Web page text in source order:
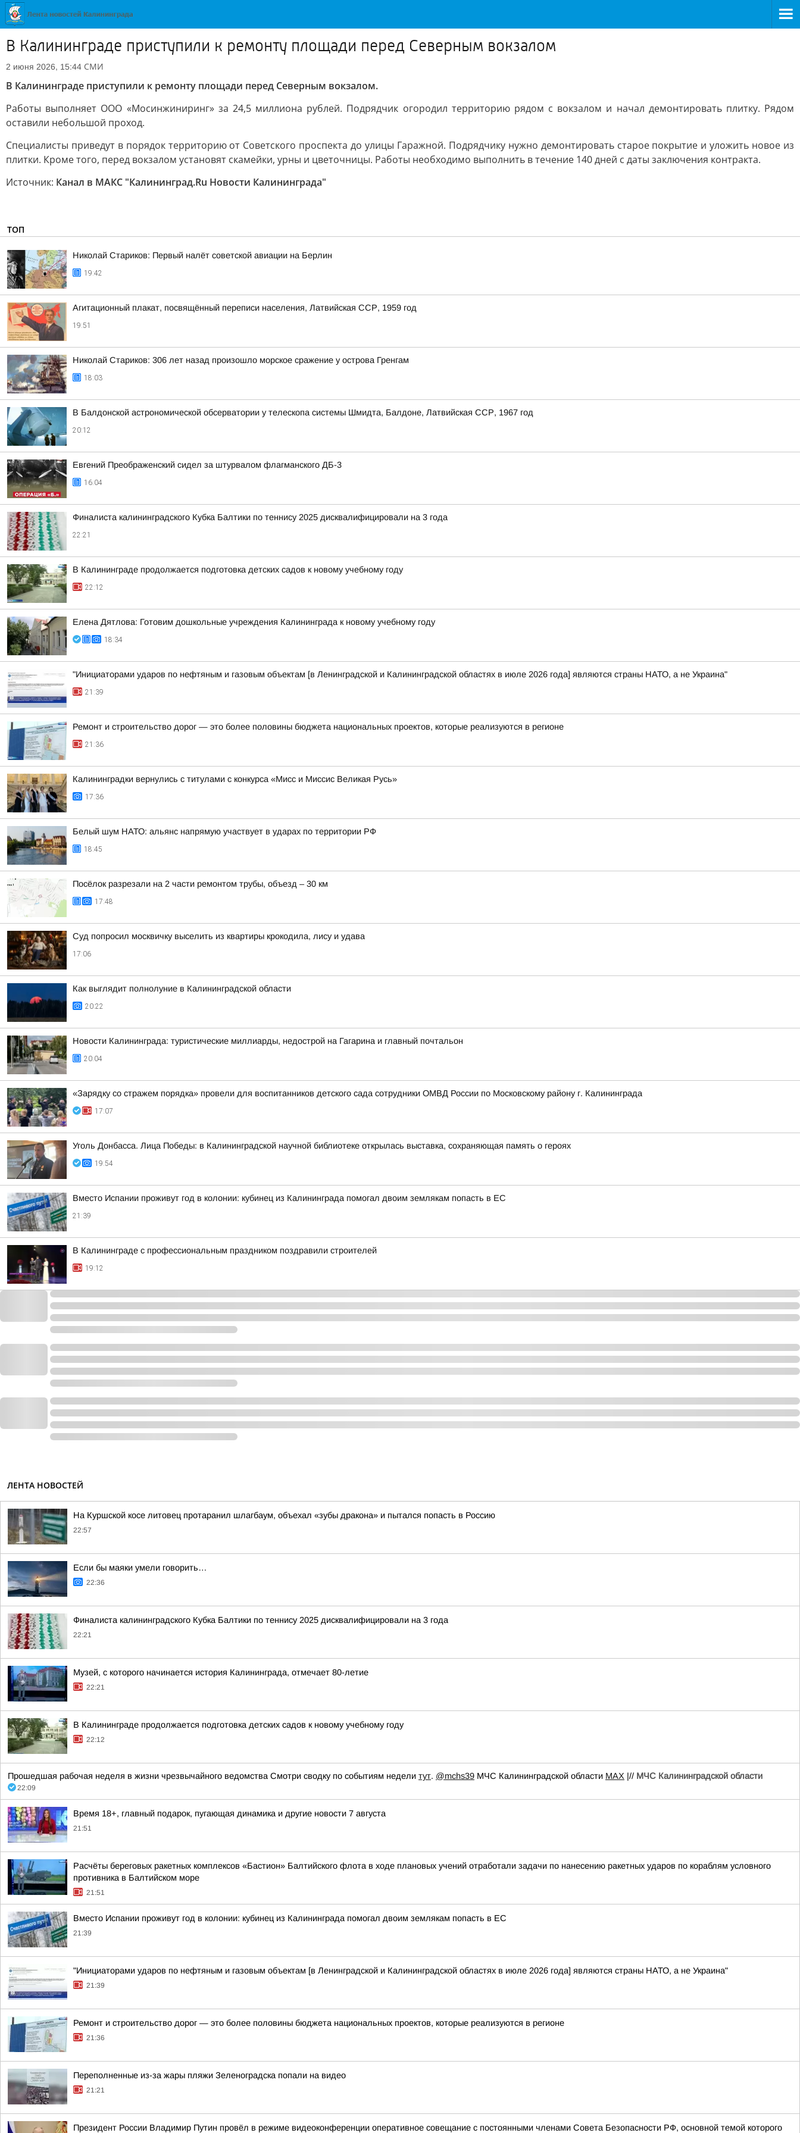
В Калининграде приступили к ремонту площади перед Северным вокзалом
2 июня 2026, 15:44 СМИ
В Калининграде приступили к ремонту площади перед Северным вокзалом.
Работы выполняет ООО «Мосинжиниринг» за 24,5 миллиона рублей. Подрядчик огородил территорию рядом с вокзалом и начал демонтировать плитку. Рядом
оставили небольшой проход.
Специалисты приведут в порядок территорию от Советского проспекта до улицы Гаражной. Подрядчику нужно демонтировать старое покрытие и уложить новое из
плитки. Кроме того, перед вокзалом установят скамейки, урны и цветочницы. Работы необходимо выполнить в течение 140 дней с даты заключения контракта.
Источник: Канал в МАКС "Калининград.Ru Новости Калининграда"
ТОП
Николай Стариков: Первый налёт советской авиации на Берлин
19:42
Агитационный плакат, посвящённый переписи населения, Латвийская ССР, 1959 год
19:51
Николай Стариков: 306 лет назад произошло морское сражение у острова Гренгам
18:03
В Балдонской астрономической обсерватории у телескопа системы Шмидта, Балдоне, Латвийская ССР, 1967 год
20:12
Евгений Преображенский сидел за штурвалом флагманского ДБ-3
16:04
Финалиста калининградского Кубка Балтики по теннису 2025 дисквалифицировали на 3 года
22:21
В Калининграде продолжается подготовка детских садов к новому учебному году
22:12
Елена Дятлова: Готовим дошкольные учреждения Калининграда к новому учебному году
18:34
"Инициаторами ударов по нефтяным и газовым объектам [в Ленинградской и Калининградской областях в июле 2026 года] являются страны НАТО, а не Украина"
21:39
Ремонт и строительство дорог — это более половины бюджета национальных проектов, которые реализуются в регионе
21:36
Калининградки вернулись с титулами с конкурса «Мисс и Миссис Великая Русь»
17:36
Белый шум НАТО: альянс напрямую участвует в ударах по территории РФ
18:45
Посёлок разрезали на 2 части ремонтом трубы, объезд – 30 км
17:48
Суд попросил москвичку выселить из квартиры крокодила, лису и удава
17:06
Как выглядит полнолуние в Калининградской области
20:22
Новости Калининграда: туристические миллиарды, недострой на Гагарина и главный почтальон
20:04
«Зарядку со стражем порядка» провели для воспитанников детского сада сотрудники ОМВД России по Московскому району г. Калининграда
17:07
Уголь Донбасса. Лица Победы: в Калининградской научной библиотеке открылась выставка, сохраняющая память о героях
19:54
Вместо Испании проживут год в колонии: кубинец из Калининграда помогал двоим землякам попасть в ЕС
21:39
В Калининграде с профессиональным праздником поздравили строителей
19:12
ЛЕНТА НОВОСТЕЙ
На Куршской косе литовец протаранил шлагбаум, объехал «зубы дракона» и пытался попасть в Россию
22:57
Если бы маяки умели говорить…
22:36
Финалиста калининградского Кубка Балтики по теннису 2025 дисквалифицировали на 3 года
22:21
Музей, с которого начинается история Калининграда, отмечает 80-летие
22:21
В Калининграде продолжается подготовка детских садов к новому учебному году
22:12
Прошедшая рабочая неделя в жизни чрезвычайного ведомства Смотри сводку по событиям недели тут. @mchs39 МЧС Калининградской области MAX |// МЧС Калининградской области
22:09
Время 18+, главный подарок, пугающая динамика и другие новости 7 августа
21:51
Расчёты береговых ракетных комплексов «Бастион» Балтийского флота в ходе плановых учений отработали задачи по нанесению ракетных ударов по кораблям условного
противника в Балтийском море
21:51
Вместо Испании проживут год в колонии: кубинец из Калининграда помогал двоим землякам попасть в ЕС
21:39
"Инициаторами ударов по нефтяным и газовым объектам [в Ленинградской и Калининградской областях в июле 2026 года] являются страны НАТО, а не Украина"
21:39
Ремонт и строительство дорог — это более половины бюджета национальных проектов, которые реализуются в регионе
21:36
Переполненные из-за жары пляжи Зеленоградска попали на видео
21:21
Президент России Владимир Путин провёл в режиме видеоконференции оперативное совещание с постоянными членами Совета Безопасности РФ, основной темой которого